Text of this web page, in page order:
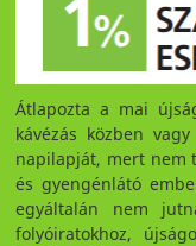
Átlapozta a mai
kávézás közben
napilapját, mert nem
és gyengénlátó
egyáltalán nem
folyóiratokhoz,